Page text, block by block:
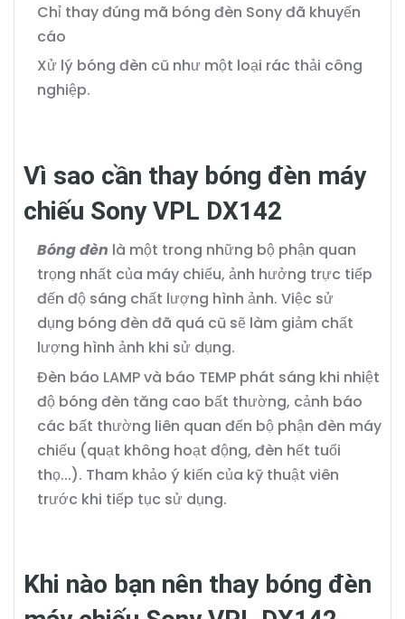
Chỉ thay đúng mã bóng đèn Sony đã khuyến
cáo
Xử lý bóng đèn cũ như một loại rác thải công
nghiệp.
Vì sao cần thay bóng đèn máy
chiếu Sony VPL DX142
Bóng đèn là một trong những bộ phận quan
trọng nhất của máy chiếu, ảnh hưởng trực tiếp
đến độ sáng chất lượng hình ảnh. Việc sử
dụng bóng đèn đã quá cũ sẽ làm giảm chất
lượng hình ảnh khi sử dụng.
Đèn báo LAMP và báo TEMP phát sáng khi nhiệt
độ bóng đèn tăng cao bất thường, cảnh báo
các bất thường liên quan đến bộ phận đèn máy
chiếu (quạt không hoạt động, đèn hết tuổi
thọ...). Tham khảo ý kiến của kỹ thuật viên
trước khi tiếp tục sử dụng.
Khi nào bạn nên thay bóng đèn